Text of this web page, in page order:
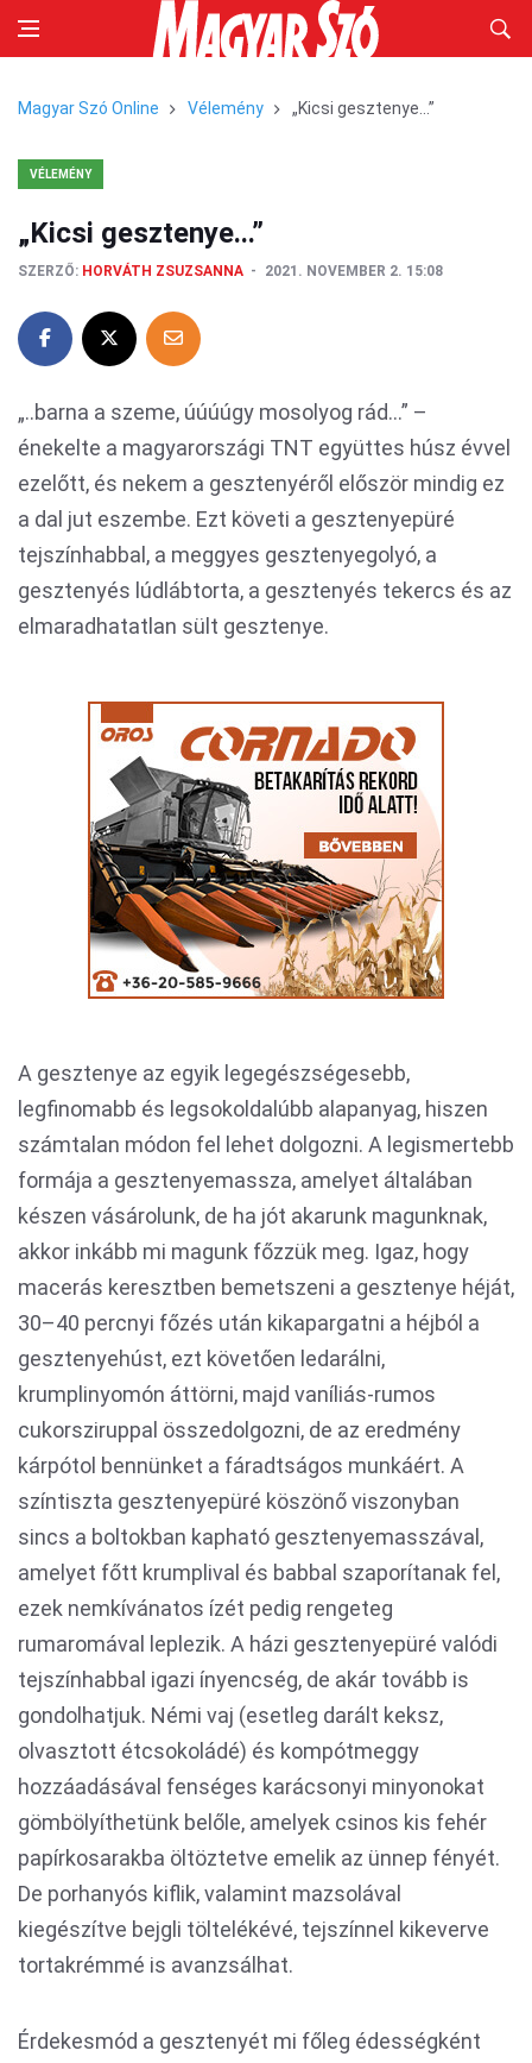
Magyar Szó Online Vélemény „Kicsi gesztenye...”
VÉLEMÉNY
„Kicsi gesztenye...”
SZERZŐ: HORVÁTH ZSUZSANNA 2021. NOVEMBER 2. 15:08
„..barna a szeme, úúúúgy mosolyog rád...” –
énekelte a magyarországi TNT együttes húsz évvel
ezelőtt, és nekem a gesztenyéről először mindig ez
a dal jut eszembe. Ezt követi a gesztenyepüré
tejszínhabbal, a meggyes gesztenyegolyó, a
gesztenyés lúdlábtorta, a gesztenyés tekercs és az
elmaradhatatlan sült gesztenye.
A gesztenye az egyik legegészségesebb,
legfinomabb és legsokoldalúbb alapanyag, hiszen
számtalan módon fel lehet dolgozni. A legismertebb
formája a gesztenyemassza, amelyet általában
készen vásárolunk, de ha jót akarunk magunknak,
akkor inkább mi magunk főzzük meg. Igaz, hogy
macerás keresztben bemetszeni a gesztenye héját,
30–40 percnyi főzés után kikapargatni a héjból a
gesztenyehúst, ezt követően ledarálni,
krumplinyomón áttörni, majd vaníliás-rumos
cukorsziruppal összedolgozni, de az eredmény
kárpótol bennünket a fáradtságos munkáért. A
színtiszta gesztenyepüré köszönő viszonyban
sincs a boltokban kapható gesztenyemasszával,
amelyet főtt krumplival és babbal szaporítanak fel,
ezek nemkívánatos ízét pedig rengeteg
rumaromával leplezik. A házi gesztenyepüré valódi
tejszínhabbal igazi ínyencség, de akár tovább is
gondolhatjuk. Némi vaj (esetleg darált keksz,
olvasztott étcsokoládé) és kompótmeggy
hozzáadásával fenséges karácsonyi minyonokat
gömbölyíthetünk belőle, amelyek csinos kis fehér
papírkosarakba öltöztetve emelik az ünnep fényét.
De porhanyós kiflik, valamint mazsolával
kiegészítve bejgli töltelékévé, tejszínnel kikeverve
tortakrémmé is avanzsálhat.
Érdekesmód a gesztenyét mi főleg édességként